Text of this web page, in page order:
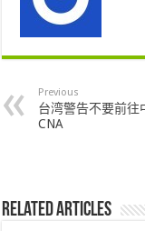
Previous
台湾警告不要前往
CNA
Related Articles